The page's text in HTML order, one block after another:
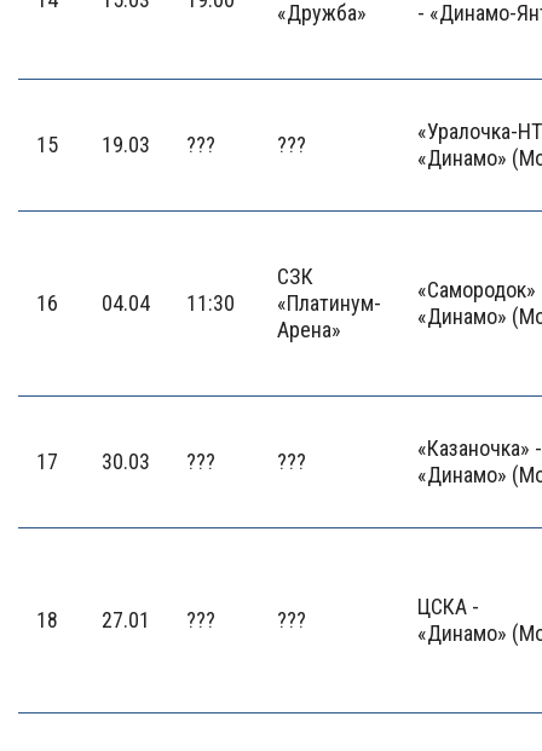
«Дружба»
- «Динамо-
15 19.03 ??? ???
«Уралочка-
«Динамо»
16 04.04 11:30
СЗК
«Платинум-
Арена»
«Самородок»
«Динамо»
17 30.03 ??? ???
«Казаночка» -
«Динамо»
18 27.01 ??? ???
ЦСКА -
«Динамо»